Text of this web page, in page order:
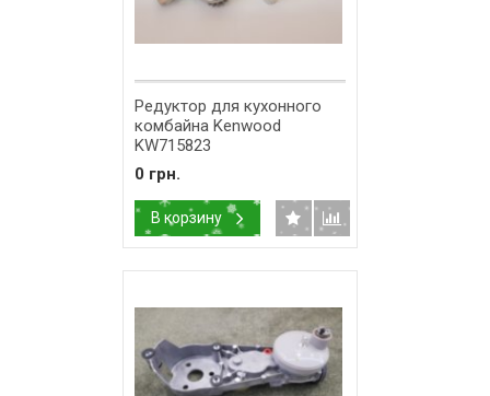
Редуктор для кухонного
комбайна Kenwood
KW715823
0 грн.
В корзину